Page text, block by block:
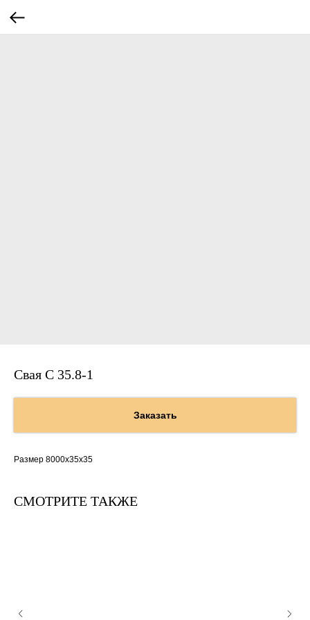
Свая С 35.8-1
Заказать
Размер 8000х35х35
СМОТРИТЕ ТАКЖЕ